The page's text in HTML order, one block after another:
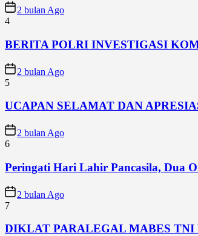
2 bulan Ago
4
BERITA POLRI INVESTIGASI
2 bulan Ago
5
UCAPAN SELAMAT DAN
2 bulan Ago
6
Peringati Hari Lahir Pancasila, Dua
2 bulan Ago
7
DIKLAT PARALEGAL MABES